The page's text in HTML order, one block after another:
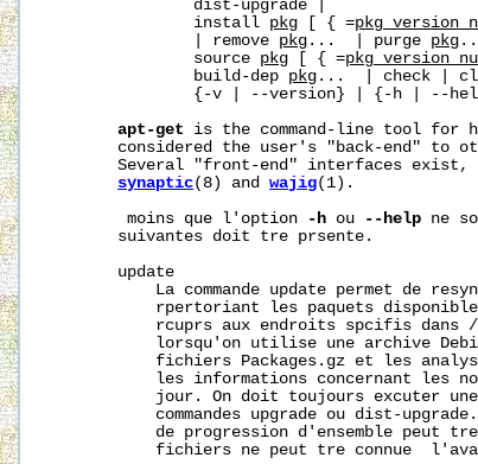
               dist-upgrade |
               install
pkg [ { =
               | remove
pkg ...  | purge pkg
               source
pkg [ { =
               build-dep
pkg ...  | check |
{-v | --version} | {-h | --
apt-get is the command-line tool for
considered the user's "back-end" to
Several "front-end" interfaces
synaptic(8) and wajig(1).
        moins que l'option
-h ou --help ne
       suivantes doit tre prsente.
       update
La commande update permet de
rpertoriant les paquets
rcuprs aux endroits spcifis dans
lorsqu'on utilise une archive
fichiers Packages.gz et les
les informations concernant les
jour. On doit toujours excuter
commandes upgrade ou dist-
de progression d'ensemble peut
fichiers ne peut tre connue